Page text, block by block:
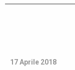
17 Aprile 2018